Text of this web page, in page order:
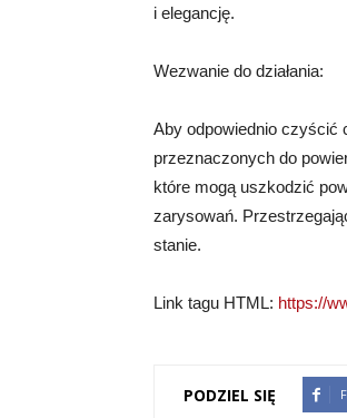
i elegancję.
Wezwanie do działania:
Aby odpowiednio czyścić
przeznaczonych do
które mogą uszkodzić
zarysowań.
stanie.
Link tagu HTML: https://
PODZIEL SIĘ